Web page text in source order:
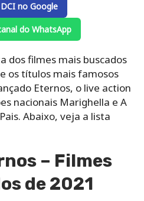
no Google
do WhatsApp
dos filmes mais buscados
os títulos mais famosos
Eternos, o live action
nacionais Marighella e A
Abaixo, veja a lista
– Filmes
de 2021